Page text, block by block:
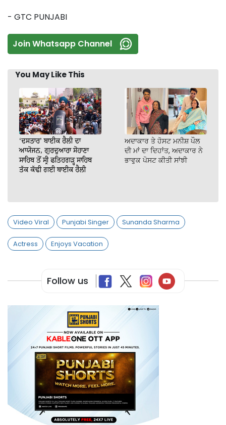
- GTC PUNJABI
Join Whatsapp Channel
You May Like This
‘ਦਸਤਾਰ’ ਬਾਈਕ ਰੈਲੀ ਦਾ
ਆਯੋਜਨ, ਗੁਰਦੁਆਰਾ ਸੋਹਾਣਾ
ਸਾਹਿਬ ਤੋਂ ਸ੍ਰੀ ਫਤਿਹਗੜ੍ਹ ਸਾਹਿਬ
ਤੱਕ ਕੱਢੀ ਗਈ ਬਾਈਕ ਰੈਲੀ
ਅਦਾਕਾਰ ਤੇ ਹੋਸਟ ਮਨੀਸ਼ ਪੌਲ
ਦੀ ਮਾਂ ਦਾ ਦਿਹਾਂਤ, ਅਦਾਕਾਰ ਨੇ
ਭਾਵੁਕ ਪੋਸਟ ਕੀਤੀ ਸਾਂਝੀ
Video Viral Punjabi Singer Sunanda Sharma
Actress Enjoys Vacation
Follow us